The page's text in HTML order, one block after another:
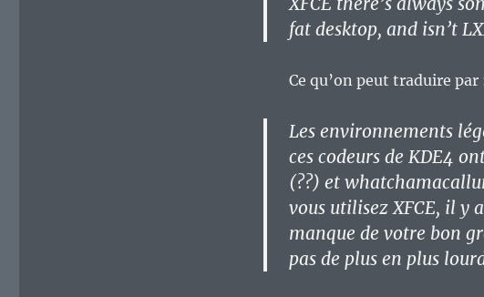
fat desktop, and isn’t
Ce qu’on peut traduire par
Les environnements
ces codeurs de KDE4
(??) et
vous utilisez XFCE, il y
manque de votre bon
pas de plus en plus